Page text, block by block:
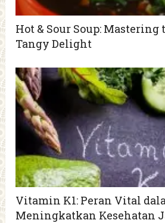
Hot & Sour Soup: Mastering
Tangy Delight
Vitamin K1: Peran Vital
Meningkatkan Kesehatan